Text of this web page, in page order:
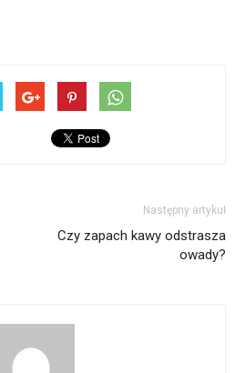
Następny artykuł
Czy zapach kawy odstrasza
owady?